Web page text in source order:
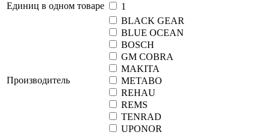
Единиц в одном товаре
1
Производитель
BLACK GEAR
BLUE OCEAN
BOSCH
GM COBRA
MAKITA
METABO
REHAU
REMS
TENRAD
UPONOR